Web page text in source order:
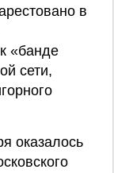
в
«банде
сети,
оказалось